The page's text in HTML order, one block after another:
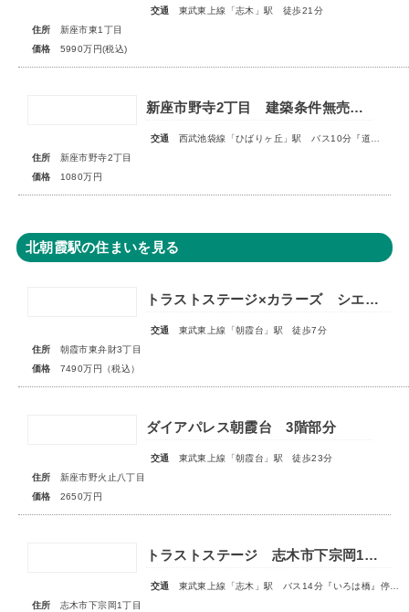
交通
東武東上線「志木」駅 徒歩21分
住所
新座市東1丁目
価格
5990万円(税込)
新座市野寺2丁目 建築条件無売地 全1区画
交通
西武池袋線「ひばりヶ丘」駅 バス10分『道場』停歩4分
住所
新座市野寺2丁目
価格
1080万円
北朝霞駅の住まいを見る
トラストステージ×カラーズ シエルヴィラ朝霞市東弁財3丁目3期 ★限定1棟 販売開始★
交通
東武東上線「朝霞台」駅 徒歩7分
住所
朝霞市東弁財3丁目
価格
7490万円（税込）
ダイアパレス朝霞台 3階部分
交通
東武東上線「朝霞台」駅 徒歩23分
住所
新座市野火止八丁目
価格
2650万円
トラストステージ 志木市下宗岡1丁目7期 全7区画■大変ご好評につき最終1区画となりました■
交通
東武東上線「志木」駅 バス14分『いろは橋』停歩13分
住所
志木市下宗岡1丁目